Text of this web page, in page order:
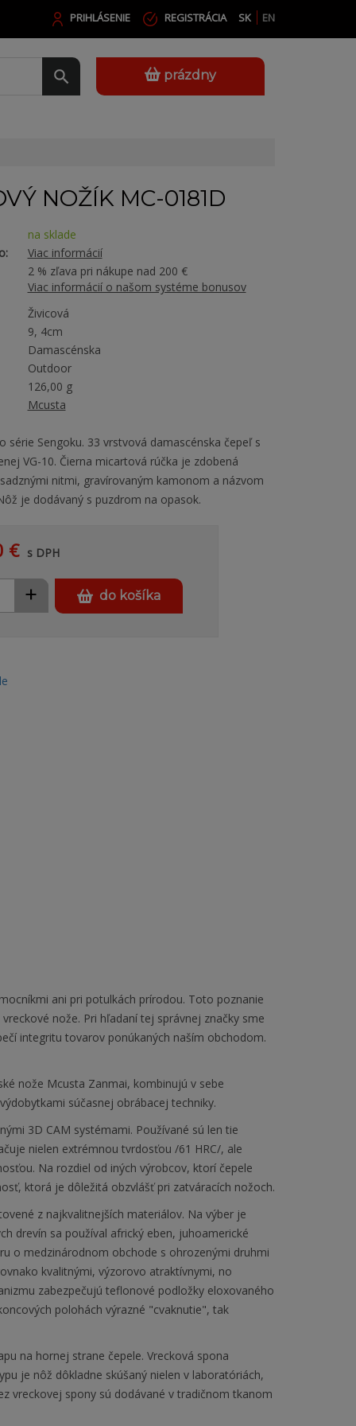
SK EN
PRIHLÁSENIE REGISTRÁCIA
prázdny
NOŽÍK MC-0181D
na sklade
Viac informácií
2 % zľava pri nákupe nad 200 €
Viac informácií o našom systéme bonusov
Živicová
9, 4cm
Damascénska
Outdoor
126,00 g
Mcusta
série Sengoku. 33 vrstvová damascénska čepeľ s
VG-10. Čierna micartová rúčka je zdobená
nitmi, gravírovaným kamonom a názvom
je dodávaný s puzdrom na opasok.
€ s DPH
+ do košíka
ani pri potulkách prírodou. Toto poznanie
nože. Pri hľadaní tej správnej značky sme
integritu tovarov ponúkaných naším obchodom.
nože Mcusta Zanmai, kombinujú v sebe
súčasnej obrábacej techniky.
3D CAM systémami. Používané sú len tie
nielen extrémnou tvrdosťou /61 HRC/, ale
Na rozdiel od iných výrobcov, ktorí čepele
ktorá je dôležitá obzvlášť pri zatváracích nožoch.
z najkvalitnejších materiálov. Na výber je
drevín sa používal africký eben, juhoamerické
o medzinárodnom obchode s ohrozenými druhmi
kvalitnými, výzorovo atraktívnymi, no
zabezpečujú teflonové podložky eloxovaného
polohách výrazné "cvaknutie", tak
na hornej strane čepele. Vrecková spona
je nôž dôkladne skúšaný nielen v laboratóriách,
vreckovej spony sú dodávané v tradičnom tkanom